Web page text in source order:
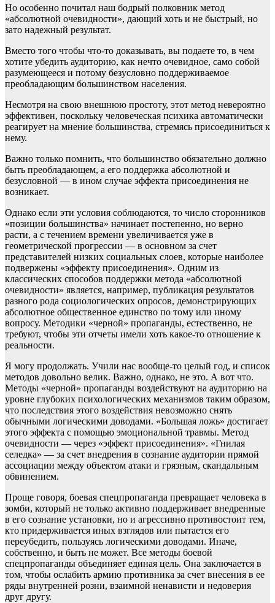
Но особенно почитал наш бодрый полковник метод
«абсолютной очевидности», дающий хоть и не быстрый, но
зато надежный результат.
Вместо того чтобы что-то доказывать, вы подаете то, в чем
хотите убедить аудиторию, как нечто очевидное, само собой
разумеющееся и потому безусловно поддерживаемое
преобладающим большинством населения.
Несмотря на свою внешнюю простоту, этот метод невероятно
эффективен, поскольку человеческая психика автоматически
реагирует на мнение большинства, стремясь присоединиться к
нему.
Важно только помнить, что большинство обязательно должно
быть преобладающем, а его поддержка абсолютной и
безусловной — в ином случае эффекта присоединения не
возникает.
Однако если эти условия соблюдаются, то число сторонников
«позиции большинства» начинает постепенно, но верно
расти, а с течением времени увеличивается уже в
геометрической прогрессии — в основном за счет
представителей низких социальных слоев, которые наиболее
подвержены «эффекту присоединения». Одним из
классических способов поддержки метода «абсолютной
очевидности» является, например, публикация результатов
разного рода социологических опросов, демонстрирующих
абсолютное общественное единство по тому или иному
вопросу. Методики «черной» пропаганды, естественно, не
требуют, чтобы эти отчеты имели хоть какое-то отношение к
реальности.
Я могу продолжать. Учили нас вообще-то целый год, и список
методов довольно велик. Важно, однако, не это. А вот что.
Методы «черной» пропаганды воздействуют на аудиторию на
уровне глубоких психологических механизмов таким образом,
что последствия этого воздействия невозможно снять
обычными логическими доводами. «Большая ложь» достигает
этого эффекта с помощью эмоциональной травмы. Метод
очевидности — через «эффект присоединения». «Гнилая
селедка» — за счет внедрения в сознание аудитории прямой
ассоциации между объектом атаки и грязным, скандальным
обвинением.
Проще говоря, боевая спецпропаганда превращает человека в
зомби, который не только активно поддерживает внедренные
в его сознание установки, но и агрессивно противостоит тем,
кто придерживается иных взглядов или пытается его
переубедить, пользуясь логическими доводами. Иначе,
собственно, и быть не может. Все методы боевой
спецпропаганды объединяет единая цель. Она заключается в
том, чтобы ослабить армию противника за счет внесения в ее
ряды внутренней розни, взаимной ненависти и недоверия
друг другу.